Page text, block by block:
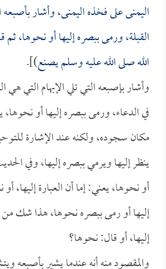
اليمنى على فخذه اليمنى، وأشار بأصبعه
القبلة، ورمى ببصره إليها أو نحوها،
الله صلى الله عليه وسلم يصنع)].
وأشار بإصبعه التي تلي الإبهام التي هي
في الدعاء، ورمى ببصره إليها أو نحوها،
مكان سجوده، ولكنه عند الإشارة
ينظر إليها ويرمي ببصره إليها، وفي
أو نحوها، يعني: إما أن العبارة إليها،
إليها أو رمى ببصره نحوها، هذا شك
إليها، أو قال: نحوها؟
والمقصود منه أنه عندما يشير بأصبعه